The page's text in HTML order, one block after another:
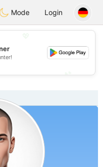
Citas
Mode Login